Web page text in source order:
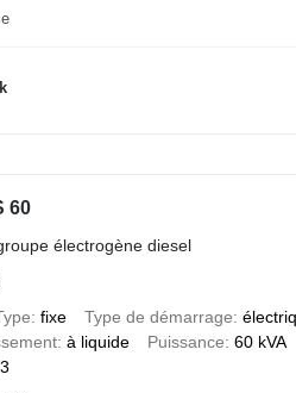
60
électrogène diesel
fixe Type de démarrage
à liquide Puissance 60 kVA
3